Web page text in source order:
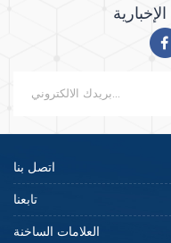
اتصل بنا
تابعنا
العلامات الساخنة